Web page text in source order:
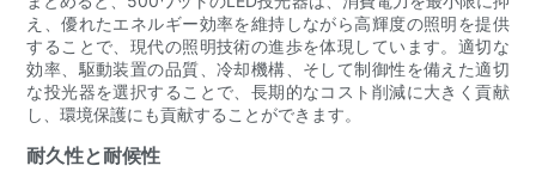
え、優れたエネルギー効率を維持しながら高輝度の照明を提供
することで、現代の照明技術の進歩を体現しています。適切な
効率、駆動装置の品質、冷却機構、そして制御性を備えた適切
な投光器を選択することで、長期的なコスト削減に大きく貢献
し、環境保護にも貢献することができます。
耐久性と耐候性